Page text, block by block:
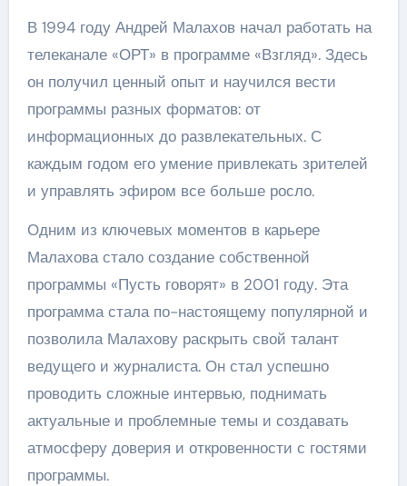
В 1994 году Андрей Малахов начал работать на
телеканале «ОРТ» в программе «Взгляд». Здесь
он получил ценный опыт и научился вести
программы разных форматов: от
информационных до развлекательных. С
каждым годом его умение привлекать зрителей
и управлять эфиром все больше росло.
Одним из ключевых моментов в карьере
Малахова стало создание собственной
программы «Пусть говорят» в 2001 году. Эта
программа стала по-настоящему популярной и
позволила Малахову раскрыть свой талант
ведущего и журналиста. Он стал успешно
проводить сложные интервью, поднимать
актуальные и проблемные темы и создавать
атмосферу доверия и откровенности с гостями
программы.